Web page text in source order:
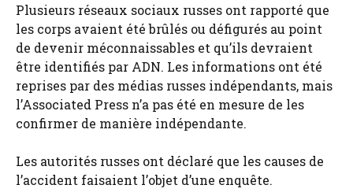
Plusieurs réseaux sociaux russes ont rapporté que
les corps avaient été brûlés ou défigurés au point
de devenir méconnaissables et qu’ils devraient
être identifiés par ADN. Les informations ont été
reprises par des médias russes indépendants, mais
l’Associated Press n’a pas été en mesure de les
confirmer de manière indépendante.
Les autorités russes ont déclaré que les causes de
l’accident faisaient l’objet d’une enquête.